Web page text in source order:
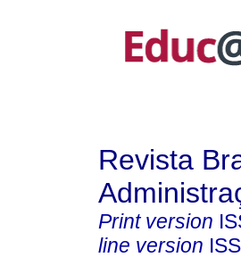
Revista
Print version
line version